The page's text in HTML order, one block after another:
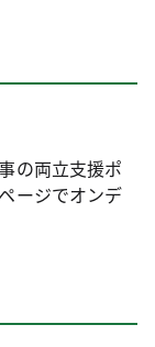
の両立支援ポ
ージでオンデ